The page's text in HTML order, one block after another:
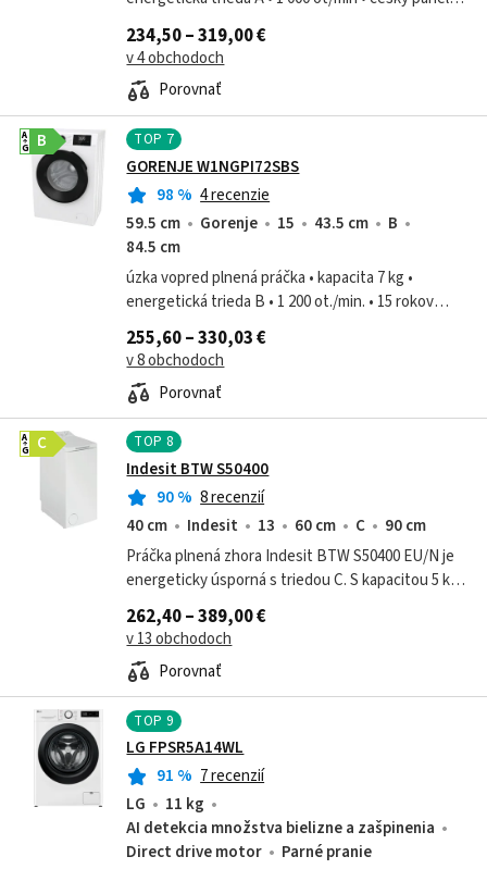
parné pranie • technológia RainDrop bubon – profil
pre šetrné zaobchádzanie •...
234,50 – 319,00 €
v 4 obchodoch
Porovnať
TOP 7
GORENJE W1NGPI72SBS
98 % 4 recenzie
B
A
G
59.5 cm Gorenje 15 43.5 cm
B
84.5 cm
úzka vopred plnená práčka • kapacita 7 kg •
energetická trieda B • 1 200 ot./min. • 15 rokov
záruka na invertorový motor • parné pranie •
funkcia DelayEnd – pre nastavenie...
255,60 – 330,03 €
v 8 obchodoch
Porovnať
TOP 8
Indesit BTW S50400
90% 8 recenzií
C
A
G
40 cm Indesit 13 60 cm C
90 cm
Práčka plnená zhora Indesit BTW S50400 EU/N je
energeticky úsporná s triedou C. S kapacitou 5 kg
bielizne a 1000 otáčkami odstreďovania zaistí
dokonalú čistotu vašej bielizne....
262,40 – 389,00 €
v 13 obchodoch
Porovnať
TOP 9
LG FPSR5A14WL
91 % 7 recenzií
LG
11 kg
AI detekcia množstva bielizne a zašpinenia
Direct drive motor
Parné pranie